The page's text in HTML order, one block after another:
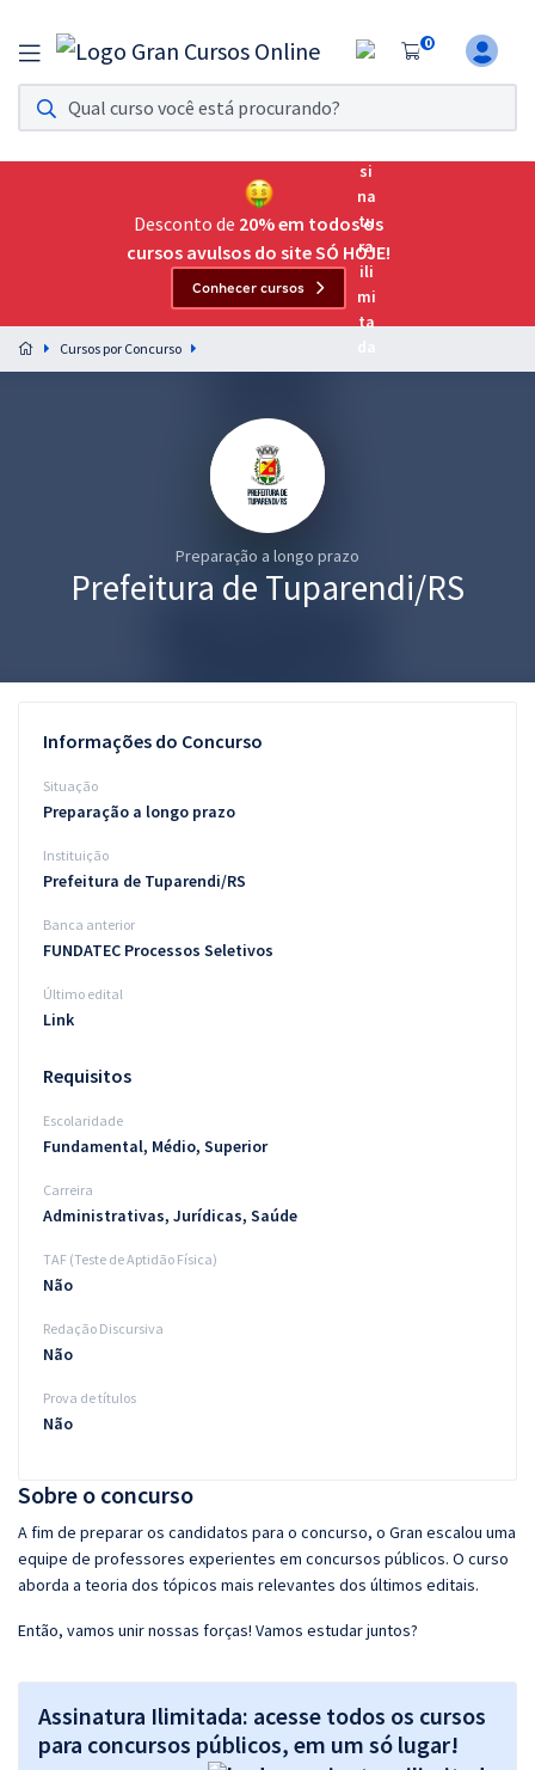
0
Assinatura Ilimitada 11
Acesso a todos os cursos. Teste grátis por 7 dias!
Assinatura OAB Até Passar
Acesso ilimitado a toda preparação para o Exame da
Preparação completa e intensiva para as principais
residências em saúde do Brasil
Graduação
Questões grátis
Blog
Aprovados
Atendimento
Desconto de 20% em todos os
cursos avulsos do site SÓ HOJE!
Conhecer cursos
Cursos por Concurso
Preparação a longo prazo
Prefeitura de Tuparendi/RS
Sobre o concurso
A fim de preparar os candidatos para o concurso, o Gran escalou uma
equipe de professores experientes em concursos públicos. O curso
aborda a teoria dos tópicos mais relevantes dos últimos editais.
Então, vamos unir nossas forças! Vamos estudar juntos?
Assinatura Ilimitada: acesse todos os cursos
para concursos públicos, em um só lugar!
Informações do Concurso
Situação
Preparação a longo prazo
Instituição
Prefeitura de Tuparendi/RS
Banca anterior
FUNDATEC Processos Seletivos
Último edital
Link
Requisitos
Escolaridade
Fundamental, Médio, Superior
Carreira
Administrativas, Jurídicas, Saúde
TAF (Teste de Aptidão Física)
Não
Redação Discursiva
Não
Prova de títulos
Não